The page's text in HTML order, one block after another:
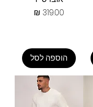
מחיר
הוספה לסל